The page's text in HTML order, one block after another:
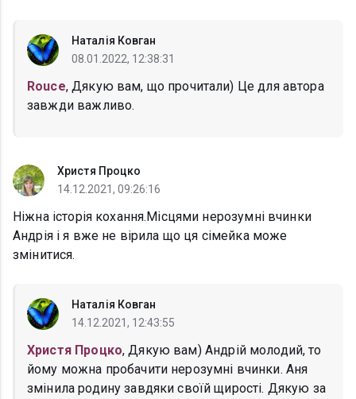
Наталія Ковган
08.01.2022, 12:38:31
Rouce, Дякую вам, що прочитали) Це для автора
завжди важливо.
Христя Процко
14.12.2021, 09:26:16
Ніжна історія кохання.Місцями нерозумні вчинки
Андрія і я вже не вірила що ця сімейка може
змінитися.
Наталія Ковган
14.12.2021, 12:43:55
Христя Процко, Дякую вам) Андрій молодий, то
йому можна пробачити нерозумні вчинки. Аня
змінила родину завдяки своїй щирості. Дякую за